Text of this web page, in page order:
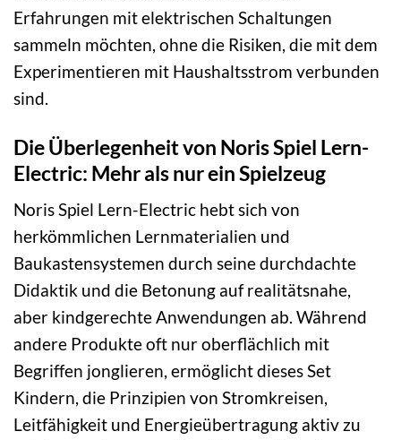
Erfahrungen mit elektrischen Schaltungen
sammeln möchten, ohne die Risiken, die mit dem
Experimentieren mit Haushaltsstrom verbunden
sind.
Die Überlegenheit von Noris Spiel Lern-
Electric: Mehr als nur ein Spielzeug
Noris Spiel Lern-Electric hebt sich von
herkömmlichen Lernmaterialien und
Baukastensystemen durch seine durchdachte
Didaktik und die Betonung auf realitätsnahe,
aber kindgerechte Anwendungen ab. Während
andere Produkte oft nur oberflächlich mit
Begriffen jonglieren, ermöglicht dieses Set
Kindern, die Prinzipien von Stromkreisen,
Leitfähigkeit und Energieübertragung aktiv zu